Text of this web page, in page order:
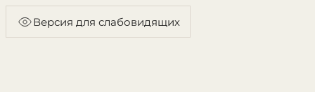
Версия для слабовидящих